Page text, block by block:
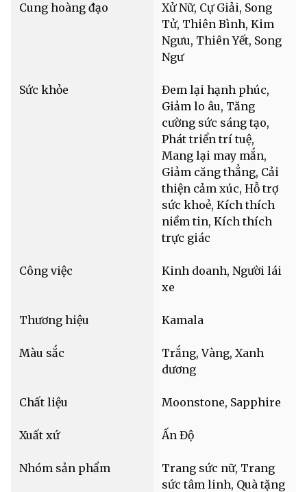
Cung hoàng đạo
Xử Nữ, Cự Giải, Song
Tử, Thiên Bình, Kim
Ngưu, Thiên Yết, Song
Ngư
Sức khỏe
Đem lại hạnh phúc,
Giảm lo âu, Tăng
cường sức sáng tạo,
Phát triển trí tuệ,
Mang lại may mắn,
Giảm căng thẳng, Cải
thiện cảm xúc, Hỗ trợ
sức khoẻ, Kích thích
niềm tin, Kích thích
trực giác
Công việc
Kinh doanh, Người lái
xe
Thương hiệu Kamala
Màu sắc
Trắng, Vàng, Xanh
dương
Chất liệu Moonstone, Sapphire
Xuất xứ Ấn Độ
Nhóm sản phẩm
Trang sức nữ, Trang
sức tâm linh, Quà tặng